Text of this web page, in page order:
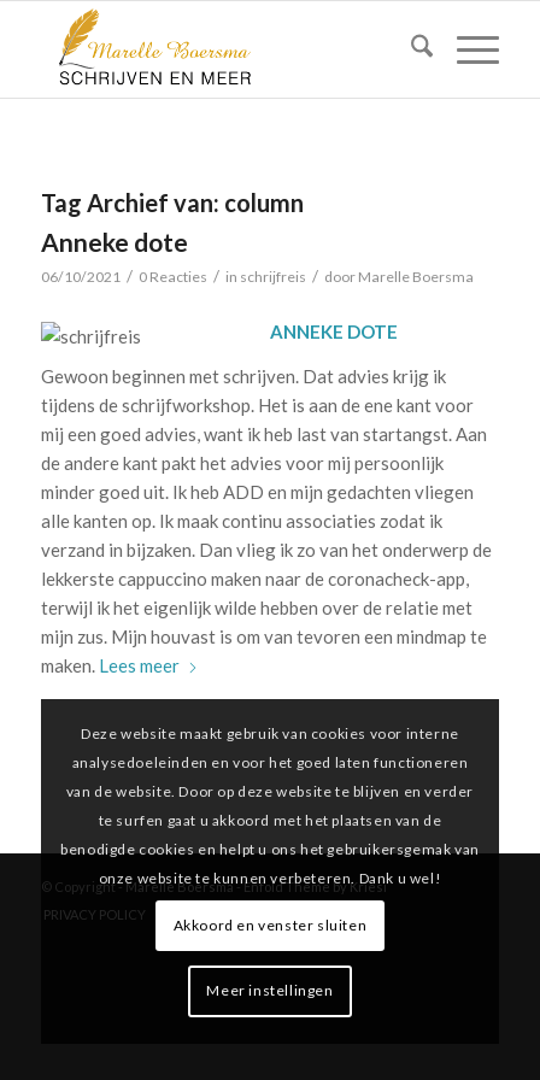
Tag Archief van: column
Anneke dote
06/10/2021 / 0 Reacties / in schrijfreis / door Marelle Boersma
ANNEKE DOTE
Gewoon beginnen met schrijven. Dat advies krijg ik
tijdens de schrijfworkshop. Het is aan de ene kant voor
mij een goed advies, want ik heb last van startangst. Aan
de andere kant pakt het advies voor mij persoonlijk
minder goed uit. Ik heb ADD en mijn gedachten vliegen
alle kanten op. Ik maak continu associaties zodat ik
verzand in bijzaken. Dan vlieg ik zo van het onderwerp de
lekkerste cappuccino maken naar de coronacheck-app,
terwijl ik het eigenlijk wilde hebben over de relatie met
mijn zus. Mijn houvast is om van tevoren een mindmap te
maken. Lees meer
© Copyright -Marelle Boersma-Enfold Theme by Kriesi
PRIVACY POLICY
Deze website maakt gebruik van cookies voor interne
analysedoeleinden en voor het goed laten functioneren
van de website. Door op deze website te blijven en verder
te surfen gaat u akkoord met het plaatsen van de
benodigde cookies en helpt u ons het gebruikersgemak van
onze website te kunnen verbeteren. Dank u wel!
Akkoord en venster sluiten
Meer instellingen